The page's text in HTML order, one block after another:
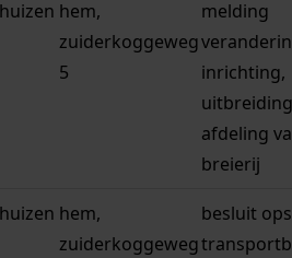
hem,
zuiderkoggeweg
5
melding
inrichting,
afdeling
breierij
hem,
zuiderkoggeweg
besluit